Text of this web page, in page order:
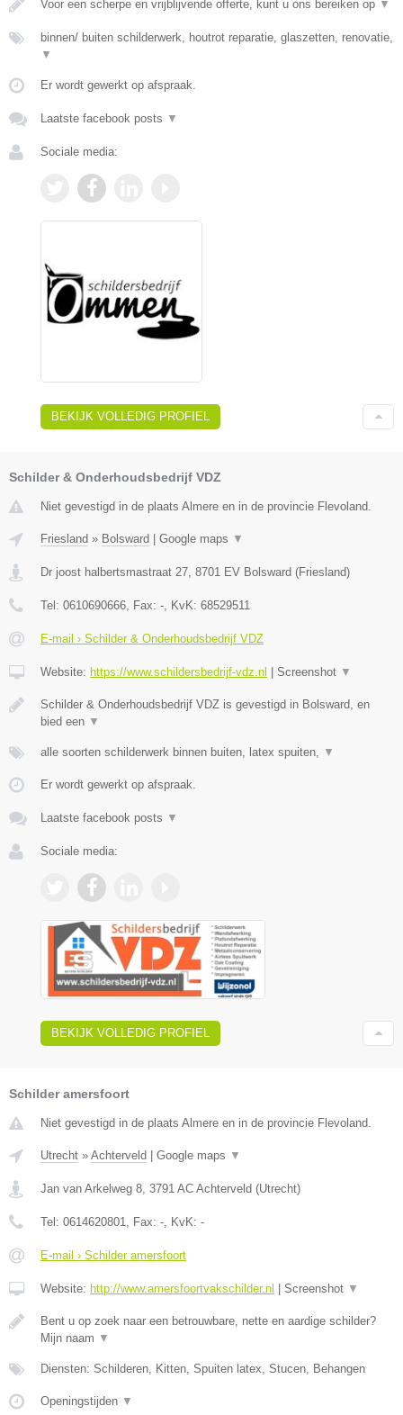
Voor een scherpe en vrijblijvende offerte, kunt u ons bereiken op ▼
binnen/ buiten schilderwerk, houtrot reparatie, glaszetten, renovatie,
▼
Er wordt gewerkt op afspraak.
Laatste facebook posts ▼
Sociale media:
BEKIJK VOLLEDIG PROFIEL
Schilder & Onderhoudsbedrijf VDZ
Niet gevestigd in de plaats Almere en in de provincie Flevoland.
Friesland » Bolsward Google maps ▼
Dr joost halbertsmastraat 27 8701 EV Bolsward (Friesland)
Tel: 0610690666 , Fax: - , KvK: 68529511
E-mail › Schilder & Onderhoudsbedrijf VDZ
Website: https://www.schildersbedrijf-vdz.nl Screenshot ▼
Schilder & Onderhoudsbedrijf VDZ is gevestigd in Bolsward, en
bied een ▼
alle soorten schilderwerk binnen buiten, latex spuiten, ▼
Er wordt gewerkt op afspraak.
Laatste facebook posts ▼
Sociale media:
BEKIJK VOLLEDIG PROFIEL
Schilder amersfoort
Niet gevestigd in de plaats Almere en in de provincie Flevoland.
Utrecht » Achterveld Google maps ▼
Jan van Arkelweg 8, 3791 AC Achterveld (Utrecht)
Tel: 0614620801, Fax: -, KvK: -
E-mail › Schilder amersfoort
Website: http://www.amersfoortvakschilder.nl Screenshot ▼
Bent u op zoek naar een betrouwbare, nette en aardige schilder?
Mijn naam ▼
Diensten: Schilderen, Kitten, Spuiten latex, Stucen, Behangen
Openingstijden ▼